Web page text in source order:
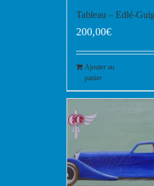
Tableau – Edlé-
200,00€
Ajouter au
panier